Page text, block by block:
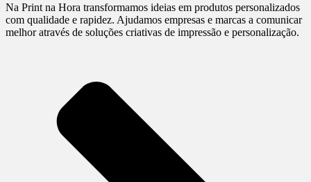
Na Print na Hora transformamos ideias em produtos personalizados
com qualidade e rapidez. Ajudamos empresas e marcas a comunicar
melhor através de soluções criativas de impressão e personalização.